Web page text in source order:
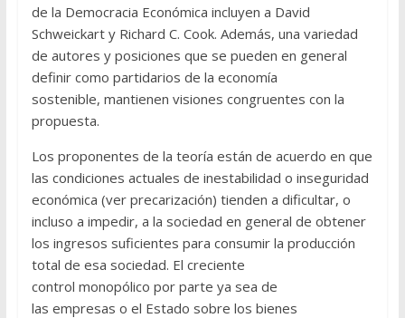
de la Democracia Económica incluyen a David
Schweickart y Richard C. Cook. Además, una variedad
de autores y posiciones que se pueden en general
definir como partidarios de la economía
sostenible, mantienen visiones congruentes con la
propuesta.
Los proponentes de la teoría están de acuerdo en que
las condiciones actuales de inestabilidad o inseguridad
económica (ver precarización) tienden a dificultar, o
incluso a impedir, a la sociedad en general de obtener
los ingresos suficientes para consumir la producción
total de esa sociedad.​ El creciente
control monopólico por parte ya sea de
las empresas o el Estado sobre los bienes